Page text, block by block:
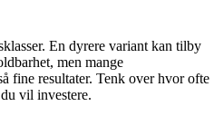
En dyrere variant kan tilby
men mange
fine resultater. Tenk over hvor ofte
vil investere.